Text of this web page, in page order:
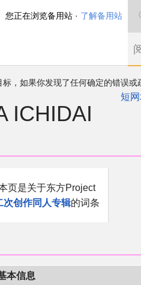
，如果你发现了任何确定的错误或
一次来到这里，请点击右上角注册一
帐户
助、反馈都可以在 讨论板
短
ICHIDAI
页是关于东方Project
次创作同人专辑的词条
本信息
您正在浏览备用站 · 了解备用站